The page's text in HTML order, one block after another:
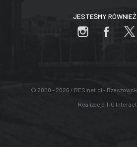
JESTEŚMY
© 2000 - 2026 / RESinet.pl -
Realizacja TiO